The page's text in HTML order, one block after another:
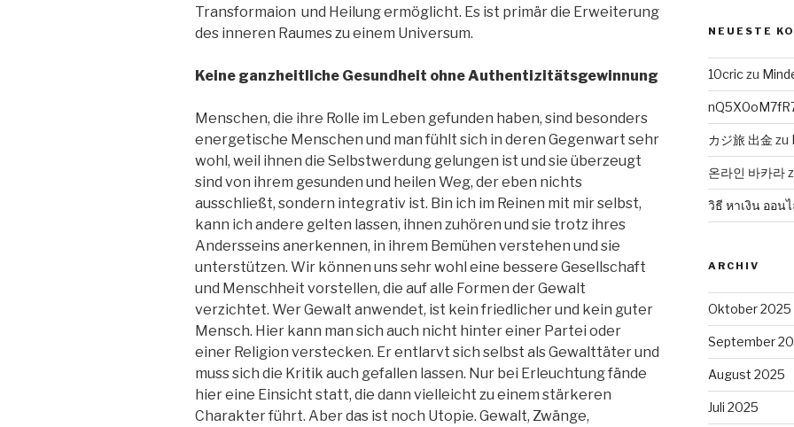
Transformaion und Heilung ermöglicht. Es ist primär die Erweiterung
des inneren Raumes zu einem Universum.
Keine ganzheitliche Gesundheit ohne Authentizitätsgewinnung
Menschen, die ihre Rolle im Leben gefunden haben, sind besonders
energetische Menschen und man fühlt sich in deren Gegenwart sehr
wohl, weil ihnen die Selbstwerdung gelungen ist und sie überzeugt
sind von ihrem gesunden und heilen Weg, der eben nichts
ausschließt, sondern integrativ ist. Bin ich im Reinen mit mir selbst,
kann ich andere gelten lassen, ihnen zuhören und sie trotz ihres
Andersseins anerkennen, in ihrem Bemühen verstehen und sie
unterstützen. Wir können uns sehr wohl eine bessere Gesellschaft
und Menschheit vorstellen, die auf alle Formen der Gewalt
verzichtet. Wer Gewalt anwendet, ist kein friedlicher und kein guter
Mensch. Hier kann man sich auch nicht hinter einer Partei oder
einer Religion verstecken. Er entlarvt sich selbst als Gewalttäter und
muss sich die Kritik auch gefallen lassen. Nur bei Erleuchtung fände
hier eine Einsicht statt, die dann vielleicht zu einem stärkeren
Charakter führt. Aber das ist noch Utopie. Gewalt, Zwänge,
NEUESTE
10cric zu
カジ旅 出金 zu
온라인 바카라
วิธี หาเงิน ออน
ARCHIV
Oktober 2025
September
August 2025
Juli 2025